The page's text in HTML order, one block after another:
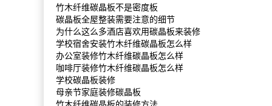
竹木纤维碳晶板不是密度板
碳晶板全屋整装需要注意的细节
为什么这么多酒店喜欢用碳晶板来装修
学校宿舍安装竹木纤维碳晶板怎么样
办公室装修竹木纤维碳晶板怎么样
咖啡厅装修竹木纤维碳晶板怎么样
学校碳晶板装修
母亲节家庭装修碳晶板